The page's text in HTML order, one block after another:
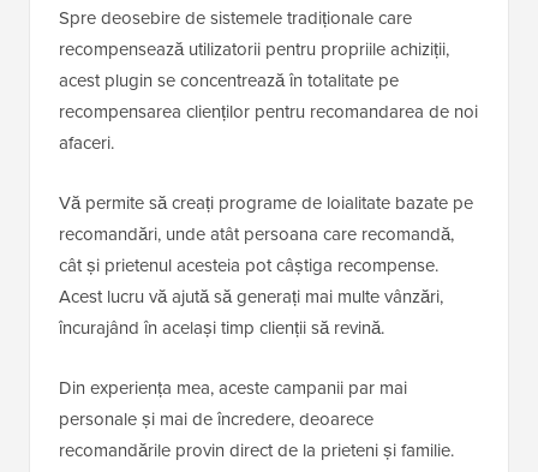
Spre deosebire de sistemele tradiționale care
recompensează utilizatorii pentru propriile achiziții,
acest plugin se concentrează în totalitate pe
recompensarea clienților pentru recomandarea de noi
afaceri.
Vă permite să creați programe de loialitate bazate pe
recomandări, unde atât persoana care recomandă,
cât și prietenul acesteia pot câștiga recompense.
Acest lucru vă ajută să generați mai multe vânzări,
încurajând în același timp clienții să revină.
Din experiența mea, aceste campanii par mai
personale și mai de încredere, deoarece
recomandările provin direct de la prieteni și familie.